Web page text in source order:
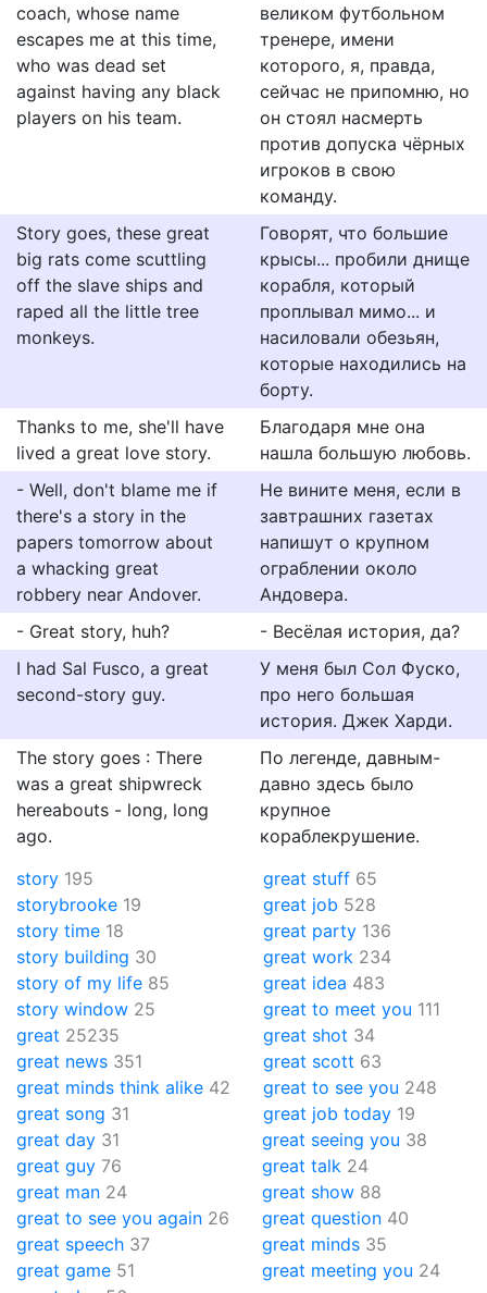
coach, whose name
escapes me at this time,
who was dead set
against having any black
players on his team.
великом футбольном
тренере, имени
которого, я, правда,
сейчас не припомню, но
он стоял насмерть
против допуска чёрных
игроков в свою
команду.
Story goes, these great
big rats come scuttling
off the slave ships and
raped all the little tree
monkeys.
Говорят, что большие
крысы... пробили днище
корабля, который
проплывал мимо... и
насиловали обезьян,
которые находились на
борту.
Thanks to me, she'll have
lived a great love story.
Благодаря мне она
нашла большую любовь.
- Well, don't blame me if
there's a story in the
papers tomorrow about
a whacking great
robbery near Andover.
Не вините меня, если в
завтрашних газетах
напишут о крупном
ограблении около
Андовера.
- Great story, huh?
- Весёлая история, да?
I had Sal Fusco, a great
second-story guy.
У меня был Сол Фуско,
про него большая
история. Джек Харди.
The story goes : There
was a great shipwreck
hereabouts - long, long
ago.
По легенде, давным-
давно здесь было
крупное
кораблекрушение.
story 195
storybrooke 19
story time 18
story building 30
story of my life 85
story window 25
great 25235
great news 351
great minds think alike 42
great song 31
great stuff 65
great job 528
great party 136
great work 234
great idea 483
great to meet you 111
great shot 34
great scott 63
great to see you 248
great job today 19
great day 31
great guy 76
great man 24
great to see you again 26
great speech 37
great game 51
great seeing you 38
great talk 24
great show 88
great question 40
great minds 35
great meeting you 24